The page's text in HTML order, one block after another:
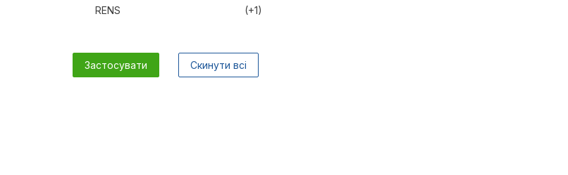
RENS (+1)
Застосувати Скинути всі